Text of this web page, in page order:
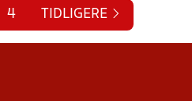
4 TIDLIGERE